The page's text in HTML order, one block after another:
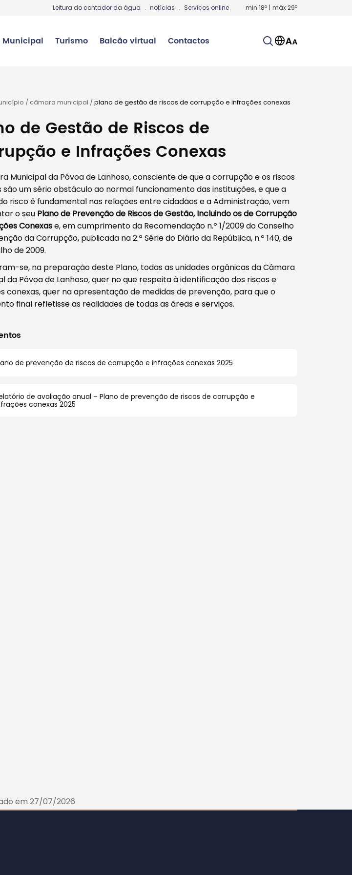
Leitura do contador da água . notícias . Serviços online min 18º | máx29º
Turismo Balcão virtual Contactos
/ câmara municipal /plano de gestão de riscos de corrupção e infrações conexas
de Gestão de Riscos de
e Infrações Conexas
Municipal da Póvoa de Lanhoso, consciente de que a corrupção e os riscos
são um sério obstáculo ao normal funcionamento das instituições, e que a
risco é fundamental nas relações entre cidadãos e a Administração, vem
o seu Plano de Prevenção de Riscos de Gestão, Incluindo os de Corrupção
Conexase, em cumprimento da Recomendação n.º 1/2009 do Conselho
da Corrupção, publicada na 2.ª Série do Diário da República, n.º 140, de
de 2009.
se, na preparação deste Plano, todas as unidades orgânicas da Câmara
da Póvoa de Lanhoso, quer no que respeita à identificação dos riscos e
conexas, quer na apresentação de medidas de prevenção, para que o
final refletisse as realidades de todas as áreas e serviços.
de prevenção de riscos de corrupção e infrações conexas 2025
de avaliação anual – Plano de prevenção de riscos de corrupção e
conexas 2025
em 27/07/2026